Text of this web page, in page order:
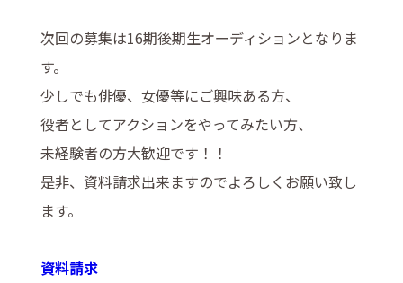
次回の募集は16期後期生オーディションとなりま
す。
少しでも俳優、女優等にご興味ある方、
役者としてアクションをやってみたい方、
未経験者の方大歓迎です！！
是非、資料請求出来ますのでよろしくお願い致し
ます。
資料請求